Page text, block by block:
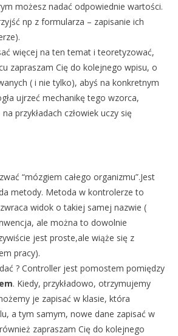
możesz nadać odpowiednie wartości.
np z formularza – zapisanie ich
więcej na ten temat i teoretyzować,
zapraszam Cię do kolejnego wpisu, o
( i nie tylko), abyś na konkretnym
ujrzeć mechanikę tego wzorca,
przykładach człowiek uczy się
“mózgiem całego organizmu”.Jest
metody. Metoda w kontrolerze to
widok o takiej samej nazwie (
ale można to dowolnie
jest proste,ale wiąże się z
pracy).
? Controller jest pomostem pomiędzy
. Kiedy, przykładowo, otrzymujemy
je zapisać w klasie, która
a tym samym, nowe dane zapisać w
zapraszam Cię do kolejnego